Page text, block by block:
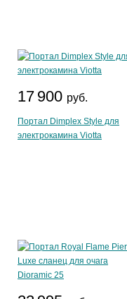
17 900 руб.
Портал Dimplex Style для
электрокамина Viotta